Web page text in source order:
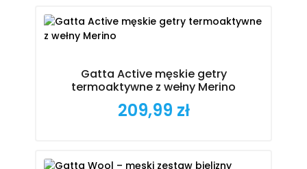
Gatta Active męskie getry
termoaktywne z wełny Merino
Cena
209,99 zł